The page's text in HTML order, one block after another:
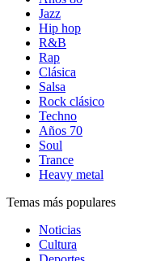
Jazz
Hip hop
R&B
Rap
Clásica
Salsa
Rock clásico
Techno
Años 70
Soul
Trance
Heavy metal
Temas más populares
Noticias
Cultura